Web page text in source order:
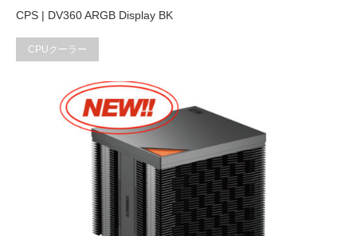
CPS | DV360 ARGB Display BK
CPUクーラー